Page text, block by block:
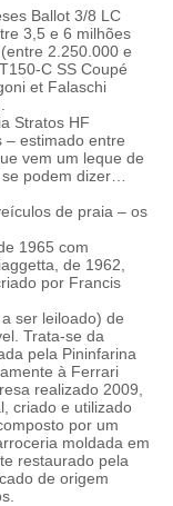
Ballot 3/8 LC
3,5 e 6 milhões
2.250.000 e
C SS Coupé
et Falaschi
Stratos HF
– estimado entre
vem um leque de
podem dizer…
de praia – os
1965 com
de 1962,
por Francis
ser leiloado) de
Trata-se da
pela Pininfarina
à Ferrari
realizado 2009,
criado e utilizado
por um
moldada em
restaurado pela
de origem